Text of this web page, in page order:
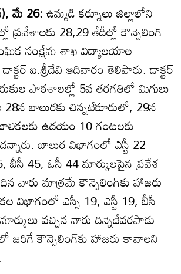
మే 26:ఉమ్మడి కర్నూలు జిల్లాలోని
ప్రవేశాలకు 28,29 తేదీల్లో కౌన్సెలింగ్‌
సాంఘిక సంక్షేమ శాఖ విద్యాలయాల
ఐ.శ్రీదేవి ఆదివారం తెలిపారు. డాక్టర్‌
పాఠశాలల్లో 5వ తరగతిలో మిగులు
28న బాలురకు చిన్నటేకూరులో, 29న
ఉదయం 10 గంటలకు
బాలుర విభాగంలో ఎస్టీ 22
బీసీ 45, ఓసీ 44 మార్కులపైన ప్రవేశ
వారు మాత్రమే కౌన్సెలింగ్‌కు హాజరు
విభాగంలో ఎస్సీ 19, ఎస్టీ 19, బీసీ
వచ్చిన వారు దిన్నెదేవరపాడు
జరిగే కౌన్సెలింగ్‌కు హాజరు కావాలని